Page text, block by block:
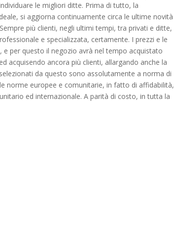
le migliori ditte. Prima di tutto, la
si aggiorna continuamente circa le ultime novità
più clienti, negli ultimi tempi, tra privati e ditte,
e specializzata, certamente. I prezzi e le
per questo il negozio avrà nel tempo acquistato
acquisendo ancora più clienti, allargando anche la
da questo sono assolutamente a norma di
norme europee e comunitarie, in fatto di affidabilità,
ed internazionale. A parità di costo, in tutta la